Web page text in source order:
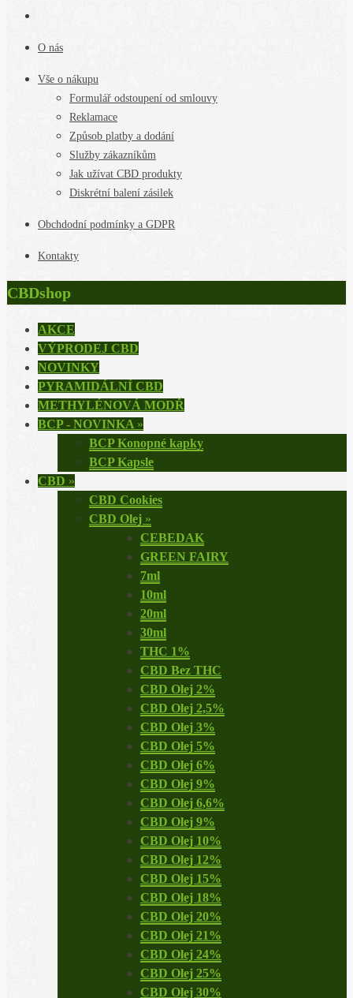
O nás
Vše o nákupu
Formulář odstoupení od smlouvy
Reklamace
Způsob platby a dodání
Služby zákazníkům
Jak užívat CBD produkty
Diskrétní balení zásilek
Obchdodní podmínky a GDPR
Kontakty
CBDshop
AKCE
VÝPRODEJ CBD
NOVINKY
PYRAMIDÁLNÍ CBD
METHYLÉNOVÁ MODŘ
BCP - NOVINKA »
BCP Konopné kapky
BCP Kapsle
CBD »
CBD Cookies
CBD Olej »
CEBEDAK
GREEN FAIRY
7ml
10ml
20ml
30ml
THC 1%
CBD Bez THC
CBD Olej 2%
CBD Olej 2,5%
CBD Olej 3%
CBD Olej 5%
CBD Olej 6%
CBD Olej 9%
CBD Olej 6,6%
CBD Olej 9%
CBD Olej 10%
CBD Olej 12%
CBD Olej 15%
CBD Olej 18%
CBD Olej 20%
CBD Olej 21%
CBD Olej 24%
CBD Olej 25%
CBD Olej 30%